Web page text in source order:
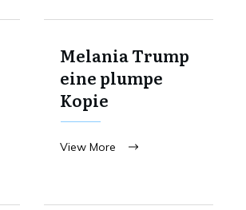
Melania Trump
eine plumpe
Kopie
View More